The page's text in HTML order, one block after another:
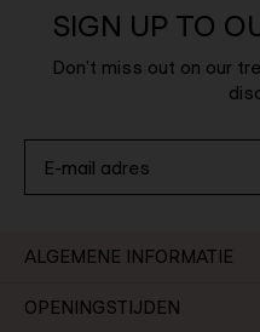
SIGN UP TO
Don't miss out on our
ALGEMENE INFORMATIE
OPENINGSTIJDEN